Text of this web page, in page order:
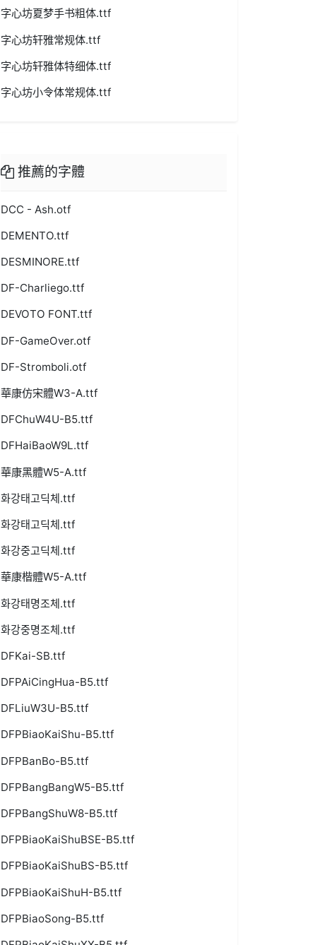
字心坊夏梦手书粗体.ttf
字心坊轩雅常规体.ttf
字心坊轩雅体特细体.ttf
字心坊小令体常规体.ttf
推薦的字體
DCC - Ash.otf
DEMENTO.ttf
DESMINORE.ttf
DF-Charliego.ttf
DEVOTO FONT.ttf
DF-GameOver.otf
DF-Stromboli.otf
華康仿宋體W3-A.ttf
DFChuW4U-B5.ttf
DFHaiBaoW9L.ttf
華康黑體W5-A.ttf
화강태고딕체.ttf
화강태고딕체.ttf
화강중고딕체.ttf
華康楷體W5-A.ttf
화강태명조체.ttf
화강중명조체.ttf
DFKai-SB.ttf
DFPAiCingHua-B5.ttf
DFLiuW3U-B5.ttf
DFPBiaoKaiShu-B5.ttf
DFPBanBo-B5.ttf
DFPBangBangW5-B5.ttf
DFPBangShuW8-B5.ttf
DFPBiaoKaiShuBSE-B5.ttf
DFPBiaoKaiShuBS-B5.ttf
DFPBiaoKaiShuH-B5.ttf
DFPBiaoSong-B5.ttf